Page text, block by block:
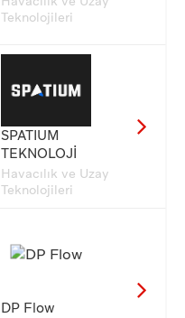
Teknolojileri
SPATIUM
TEKNOLOJİ
Havacılık ve Uzay
Teknolojileri
DP Flow